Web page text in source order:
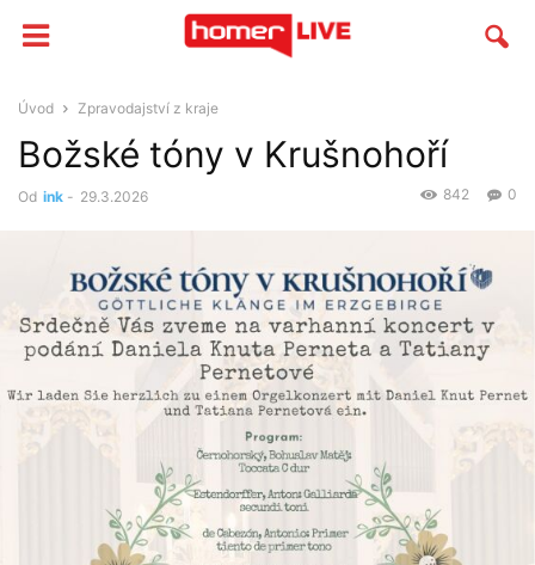
Úvod Zpravodajství z kraje
Božské tóny v Krušnohoří
Od ink - 29.3.2026 0
842